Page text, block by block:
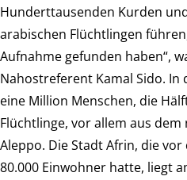
Hunderttausenden Kurden
arabischen Flüchtlingen
Aufnahme gefunden haben“,
Nahostreferent Kamal Sido. In
eine Million Menschen, die
Flüchtlinge, vor allem aus
Aleppo. Die Stadt Afrin, die
80.000 Einwohner hatte, liegt